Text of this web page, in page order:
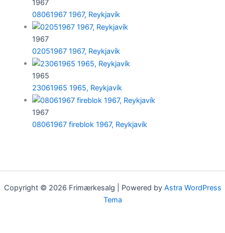
1967
08061967 1967, Reykjavík
1967
02051967 1967, Reykjavík
1965
23061965 1965, Reykjavík
1967
08061967 fireblok 1967, Reykjavík
Copyright © 2026 Frimærkesalg | Powered by Astra WordPress
Tema